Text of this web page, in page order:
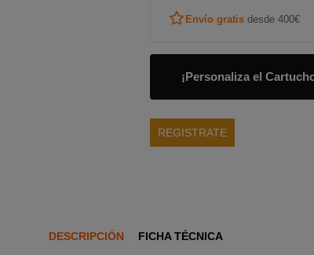
Envío gratisdesde 400€
¡Personaliza el
REGISTRATE
DESCRIPCIÓN FICHA TÉCNICA